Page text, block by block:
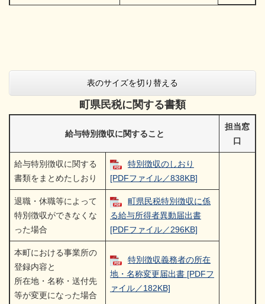
表のサイズを切り替える
町県民税に関する書類
給与特別徴収に関すること
担当窓
口
給与特別徴収に関する
書類をまとめたしおり
特別徴収のしおり
[PDFファイル／838KB]
退職・休職等によって
特別徴収ができなくな
った場合
町県民税特別徴収に係
る給与所得者異動届出書
[PDFファイル／296KB]
本町における事業所の
登録内容と
所在地・名称・送付先
等が変更になった場合
特別徴収義務者の所在
地・名称変更届出書 [PDFフ
ァイル／182KB]